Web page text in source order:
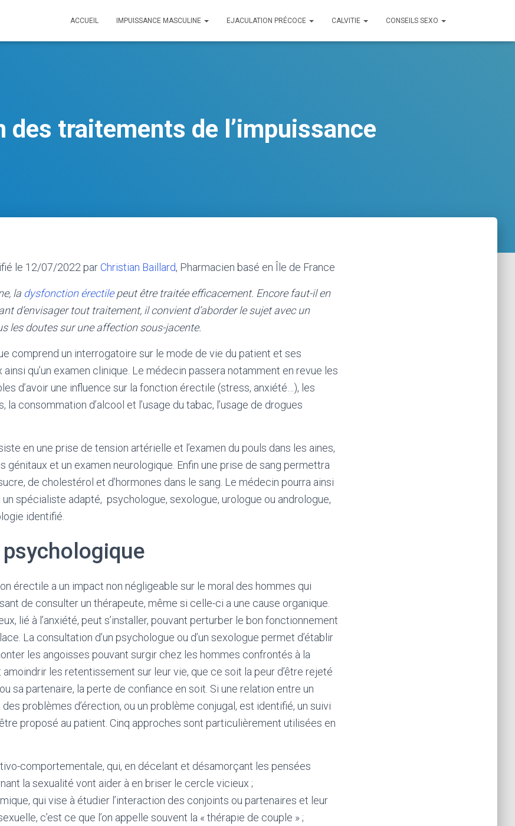
ACCUEIL IMPUISSANCE MASCULINE EJACULATION PRÉCOCE CALVITIE CONSEILS SEXO
des traitements de l’impuissance
le 12/07/2022 par Christian Baillard, Pharmacien basé en Île de France
la dysfonction érectilepeut être traitée efficacement. Encore faut-il en
d’envisager tout traitement, il convient d’aborder le sujet avec un
les doutes sur une affection sous-jacente.
comprend un interrogatoire sur le mode de vie du patient et ses
qu’un examen clinique. Le médecin passera notamment en revue les
d’avoir une influence sur la fonction érectile (stress, anxiété…), les
la consommation d’alcool et l’usage du tabac, l’usage de drogues
en une prise de tension artérielle et l’examen du pouls dans les aines,
génitaux et un examen neurologique. Enfin une prise de sang permettra
de cholestérol et d’hormones dans le sang. Le médecin pourra ainsi
spécialiste adapté, psychologue, sexologue, urologue ou andrologue,
identifié.
érectile a un impact non négligeable sur le moral des hommes qui
de consulter un thérapeute, même si celle-ci a une cause organique.
lié à l’anxiété, peut s’installer, pouvant perturber le bon fonctionnement
La consultation d’un psychologue ou d’un sexologue permet d’établir
les angoisses pouvant surgir chez les hommes confrontés à la
les retentissement sur leur vie, que ce soit la peur d’être rejeté
sa partenaire, la perte de confiance en soit. Si une relation entre un
problèmes d’érection, ou un problème conjugal, est identifié, un suivi
proposé au patient. Cinq approches sont particulièrement utilisées en
comportementale, qui, en décelant et désamorçant les pensées
la sexualité vont aider à en briser le cercle vicieux ;
qui vise à étudier l’interaction des conjoints ou partenaires et leur
c’est ce que l’on appelle souvent la « thérapie de couple » ;